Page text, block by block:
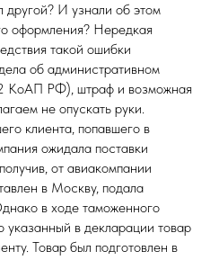
И узнали об этом
оформления? Нередкая
такой ошибки
об административном
КоАП РФ), штраф и возможная
не опускать руки.
клиента, попавшего в
ожидала поставки
от авиакомпании
в Москву, подала
в ходе таможенного
указанный в декларации товар
Товар был подготовлен в